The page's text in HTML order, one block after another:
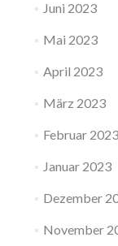
Juni 2023
Mai 2023
April 2023
März 2023
Februar 2023
Januar 2023
Dezember
November